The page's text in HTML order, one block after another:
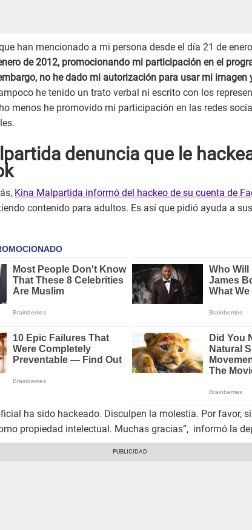
han mencionado a mi persona desde el día 21 de
de 2012, promocionando mi participación en el
no he dado mi autorización para usar mi imagen
he tenido un trato verbal ni escrito con los
menos he promovido mi participación en las redes
denuncia que le
Kina Malpartida informó del hackeo de su cuenta de
contenido para adultos. Es así que pidió ayuda a
ha sido hackeado. Disculpen la molestia. Por favor,
propiedad intelectual. Muchas gracias”, informó la